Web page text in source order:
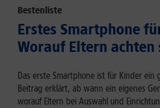
Bestenliste
Erstes Smartphone
Worauf Eltern achten
Das erste Smartphone ist für Kinder ein
Beitrag erklärt, ab wann ein eigenes
worauf Eltern bei Auswahl und